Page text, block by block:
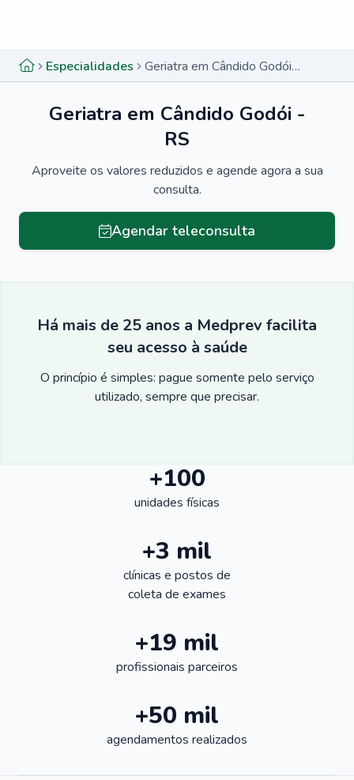
Especialidades Geriatra em Cândido Godói - RS
Geriatra em Cândido Godói -
RS
Aproveite os valores reduzidos e agende agora a sua
consulta.
Agendar teleconsulta
Há mais de 25 anos a Medprev facilita
seu acesso à saúde
O princípio é simples: pague somente pelo serviço
utilizado, sempre que precisar.
+100
unidades físicas
+3 mil
clínicas e postos de
coleta de exames
+19 mil
profissionais parceiros
+50 mil
agendamentos realizados